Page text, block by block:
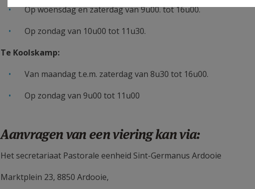
Op woensdag en zaterdag van 9u00. tot 16u00.
Op zondag van 10u00 tot 11u30.
Te Koolskamp:
Van maandag t.e.m. zaterdag van 8u30 tot 16u00.
Op zondag van 9u00 tot 11u00
Aanvragen van een viering kan via:
Het secretariaat Pastorale eenheid Sint-Germanus Ardooie
Marktplein 23, 8850 Ardooie,